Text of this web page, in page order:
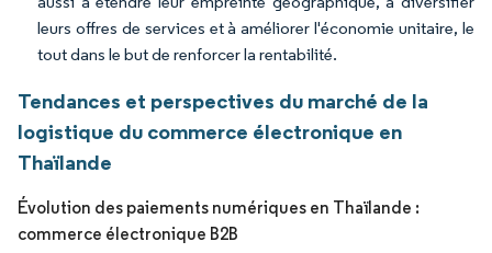
leurs offres de services et à améliorer l'économie unitaire, le
tout dans le but de renforcer la rentabilité.
Tendances et perspectives du marché de la
logistique du commerce électronique en
Thaïlande
Évolution des paiements numériques en Thaïlande :
commerce électronique B2B